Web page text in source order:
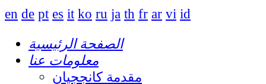
en de pt es it ko ru ja th fr ar vi id
الصفحة الرئيسية
معلومات عنا
مقدمة كانججيان